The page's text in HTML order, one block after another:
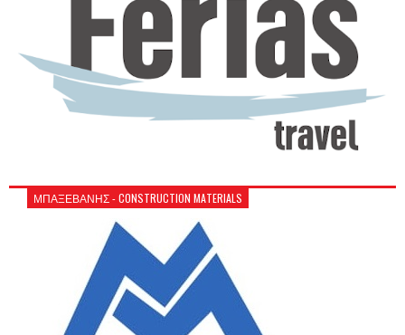
ΜΠΑΞΕΒΑΝΗΣ - CONSTRUCTION MATERIALS